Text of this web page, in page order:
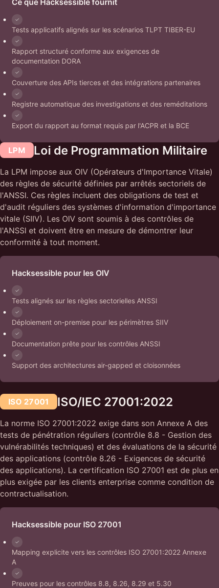
Ce que Hacksessible fournit
Tests applicatifs alignés sur les scénarios TLPT TIBER-EU
Rapport structuré conforme aux exigences de
documentation DORA
Couverture des APIs tierces et des intégrations partenaires
Registre automatique des investigations et des reméditations
Export du rapport au format requis par l'ACPR et la BCE
LPM Loi de Programmation Militaire
La LPM impose aux OIV (Opérateurs d'Importance Vitale)
des règles de sécurité définies par arrêtés sectoriels de
l'ANSSI. Ces règles incluent des obligations de test et
d'audit réguliers des systèmes d'information d'importance
vitale (SIIV). Les OIV sont soumis à des contrôles de
l'ANSSI et doivent être en mesure de démontrer leur
conformité à tout moment.
Hacksessible pour les OIV
Tests alignés sur les règles sectorielles ANSSI
Déploiement on-premise pour les périmètres SIIV
Documentation prête pour les contrôles ANSSI
Support des architectures air-gapped et cloisonnées
ISO 27001 ISO/IEC 27001:2022
La norme ISO 27001:2022 exige dans son Annexe A des
tests de pénétration réguliers (contrôle 8.8 - Gestion des
vulnérabilités techniques) et des évaluations de la sécurité
des applications (contrôle 8.26 - Exigences de sécurité
des applications). La certification ISO 27001 est de plus en
plus exigée par les clients enterprise comme condition de
contractualisation.
Hacksessible pour ISO 27001
Mapping explicite vers les contrôles ISO 27001:2022 Annexe
A
Preuves pour les contrôles 8.8, 8.26, 8.29 et 5.30